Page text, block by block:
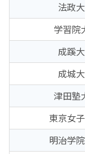
法政大
学習院
成蹊大
成城大
津田塾
東京女
明治学